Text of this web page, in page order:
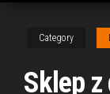
Category
Sklep